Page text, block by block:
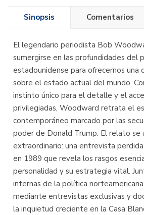
Sinopsis Comentarios
El legendario periodista Bob
sumergirse en las profundidades del
estadounidense para ofrecernos una
sobre el estado actual del mundo.
instinto único para el detalle y el
privilegiadas, Woodward retrata el
contemporáneo marcado por las
poder de Donald Trump. El relato se
extraordinario: una entrevista
en 1989 que revela los rasgos
personalidad y su estrategia vital.
internas de la política
mediante entrevistas exclusivas y
la inquietud creciente en la Casa